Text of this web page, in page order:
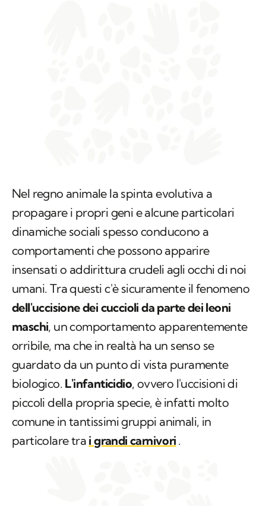
Nel regno animale la spinta evolutiva a
propagare i propri geni e alcune particolari
dinamiche sociali spesso conducono a
comportamenti che possono apparire
insensati o addirittura crudeli agli occhi di noi
umani. Tra questi c'è sicuramente il fenomeno
dell'uccisione dei cuccioli da parte dei leoni
maschi, un comportamento apparentemente
orribile, ma che in realtà ha un senso se
guardato da un punto di vista puramente
biologico. L'infanticidio, ovvero l'uccisioni di
piccoli della propria specie, è infatti molto
comune in tantissimi gruppi animali, in
particolare tra i grandi carnivori .